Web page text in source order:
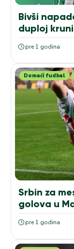
Bivši
duploj
pre 1 godina
Domaći fudbal
Srbin za
golova u
pre 1 godina